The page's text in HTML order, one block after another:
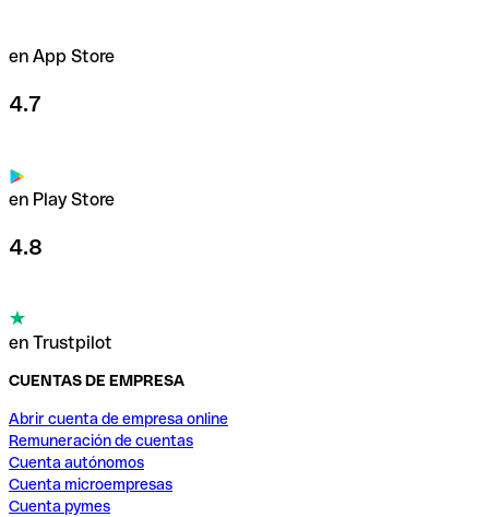
en App Store
4.7
en Play Store
4.8
en Trustpilot
CUENTAS DE EMPRESA
Abrir cuenta de empresa online
Remuneración de cuentas
Cuenta autónomos
Cuenta microempresas
Cuenta pymes